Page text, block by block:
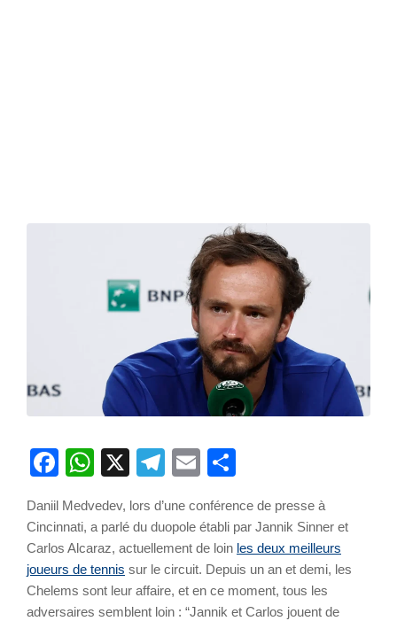
Facebook
WhatsApp
X Telegram
Email
Daniil Medvedev, lors d’une conférence de presse à
Cincinnati, a parlé du duopole établi par Jannik Sinner et
Carlos Alcaraz, actuellement de loin les deux meilleurs
joueurs de tennis sur le circuit. Depuis un an et demi, les
Chelems sont leur affaire, et en ce moment, tous les
adversaires semblent loin : “Jannik et Carlos jouent de